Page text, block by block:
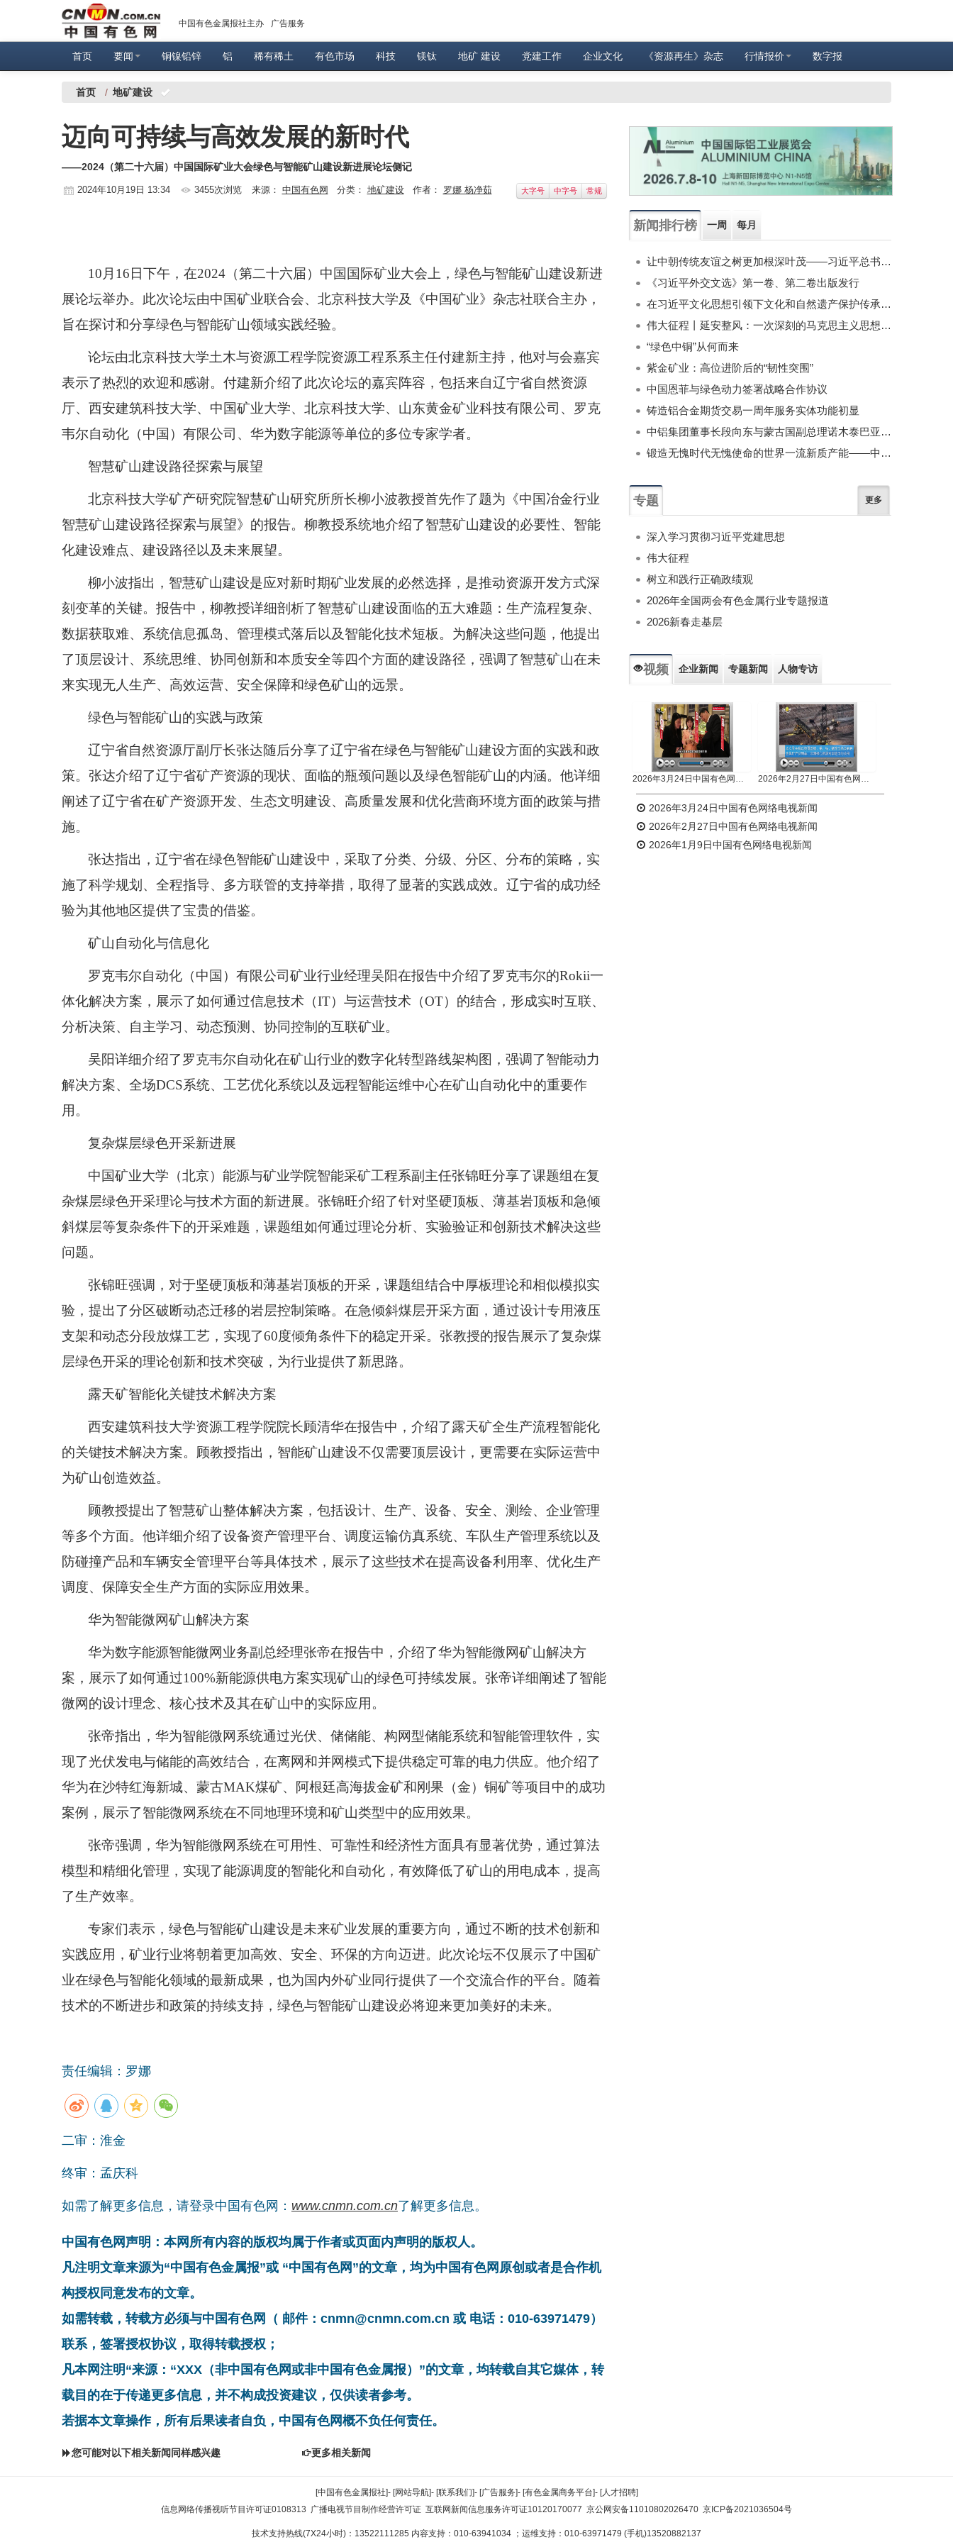
中国有色金属报社主办 广告服务
首页 要闻 铜镍铅锌 铝 稀有稀土 有色市场 科技 镁钛 地矿 建设 党建工作 企业文化 《资源再生》杂志 行情报价 数字报
首页 / 地矿建设
迈向可持续与高效发展的新时代
——2024（第二十六届）中国国际矿业大会绿色与智能矿山建设新进展论坛侧记
2024年10月19日 13:34 3455次浏览 来源： 中国有色网 分类： 地矿建设作者： 罗娜 杨净茹 大字号 中字号 常规
10 月 16日下午，在2024 （第二十六届）中国国际矿业大会上，绿色与智能矿山建设新进
展论坛举办。此次论坛由中国矿业联合会、北京科技大学及《中国矿业》杂志社联合主办，
旨在探讨和分享绿色与智能矿山领域实践经验。
论坛由北京科技大学土木与资源工程学院资源工程系系主任付建新主持，他对与会嘉宾
表示了热烈的欢迎和感谢。付建新介绍了此次论坛的嘉宾阵容，包括来自辽宁省自然资源
厅、西安建筑科技大学、中国矿业大学、北京科技大学、山东黄金矿业科技有限公司、罗克
韦尔自动化（中国）有限公司、华为数字能源等单位的多位专家学者。
智慧矿山建设路径探索与展望
北京科技大学矿产研究院智慧矿山研究所所长柳小波教授首先作了题为《中国冶金行业
智慧矿山建设路径探索与展望》的报告。柳教授系统地介绍了智慧矿山建设的必要性、智能
化建设难点、建设路径以及未来展望。
柳小波指出，智慧矿山建设是应对新时期矿业发展的必然选择，是推动资源开发方式深
刻变革的关键。报告中，柳教授详细剖析了智慧矿山建设面临的五大难题：生产流程复杂、
数据获取难、系统信息孤岛、管理模式落后以及智能化技术短板。为解决这些问题，他提出
了顶层设计、系统思维、协同创新和本质安全等四个方面的建设路径，强调了智慧矿山在未
来实现无人生产、高效运营、安全保障和绿色矿山的远景。
绿色与智能矿山的实践与政策
辽宁省自然资源厅副厅长张达随后分享了辽宁省在绿色与智能矿山建设方面的实践和政
策。张达介绍了辽宁省矿产资源的现状、面临的瓶颈问题以及绿色智能矿山的内涵。他详细
阐述了辽宁省在矿产资源开发、生态文明建设、高质量发展和优化营商环境方面的政策与措
施。
张达指出，辽宁省在绿色智能矿山建设中，采取了分类、分级、分区、分布的策略，实
施了科学规划、全程指导、多方联管的支持举措，取得了显著的实践成效。辽宁省的成功经
验为其他地区提供了宝贵的借鉴。
矿山自动化与信息化
罗克韦尔自动化（中国）有限公司矿业行业经理吴阳在报告中介绍了罗克韦尔的Rokii一
体化解决方案，展示了如何通过信息技术（IT）与运营技术（OT）的结合，形成实时互联、
分析决策、自主学习、动态预测、协同控制的互联矿业。
吴阳详细介绍了罗克韦尔自动化在矿山行业的数字化转型路线架构图，强调了智能动力
解决方案、全场DCS系统、工艺优化系统以及远程智能运维中心在矿山自动化中的重要作
用。
复杂煤层绿色开采新进展
中国矿业大学（北京）能源与矿业学院智能采矿工程系副主任张锦旺分享了课题组在复
杂煤层绿色开采理论与技术方面的新进展。张锦旺介绍了针对坚硬顶板、薄基岩顶板和急倾
斜煤层等复杂条件下的开采难题，课题组如何通过理论分析、实验验证和创新技术解决这些
问题。
张锦旺强调，对于坚硬顶板和薄基岩顶板的开采，课题组结合中厚板理论和相似模拟实
验，提出了分区破断动态迁移的岩层控制策略。在急倾斜煤层开采方面，通过设计专用液压
支架和动态分段放煤工艺，实现了60度倾角条件下的稳定开采。张教授的报告展示了复杂煤
层绿色开采的理论创新和技术突破，为行业提供了新思路。
露天矿智能化关键技术解决方案
西安建筑科技大学资源工程学院院长顾清华在报告中，介绍了露天矿全生产流程智能化
的关键技术解决方案。顾教授指出，智能矿山建设不仅需要顶层设计，更需要在实际运营中
为矿山创造效益。
顾教授提出了智慧矿山整体解决方案，包括设计、生产、设备、安全、测绘、企业管理
等多个方面。他详细介绍了设备资产管理平台、调度运输仿真系统、车队生产管理系统以及
防碰撞产品和车辆安全管理平台等具体技术，展示了这些技术在提高设备利用率、优化生产
调度、保障安全生产方面的实际应用效果。
华为智能微网矿山解决方案
华为数字能源智能微网业务副总经理张帝在报告中，介绍了华为智能微网矿山解决方
案，展示了如何通过100%新能源供电方案实现矿山的绿色可持续发展。张帝详细阐述了智能
微网的设计理念、核心技术及其在矿山中的实际应用。
张帝指出，华为智能微网系统通过光伏、储储能、构网型储能系统和智能管理软件，实
现了光伏发电与储能的高效结合，在离网和并网模式下提供稳定可靠的电力供应。他介绍了
华为在沙特红海新城、蒙古MAK煤矿、阿根廷高海拔金矿和刚果（金）铜矿等项目中的成功
案例，展示了智能微网系统在不同地理环境和矿山类型中的应用效果。
张帝强调，华为智能微网系统在可用性、可靠性和经济性方面具有显著优势，通过算法
模型和精细化管理，实现了能源调度的智能化和自动化，有效降低了矿山的用电成本，提高
了生产效率。
专家们表示，绿色与智能矿山建设是未来矿业发展的重要方向，通过不断的技术创新和
实践应用，矿业行业将朝着更加高效、安全、环保的方向迈进。此次论坛不仅展示了中国矿
业在绿色与智能化领域的最新成果，也为国内外矿业同行提供了一个交流合作的平台。随着
技术的不断进步和政策的持续支持，绿色与智能矿山建设必将迎来更加美好的未来。
责任编辑：罗娜
二审：淮金
终审：孟庆科
如需了解更多信息，请登录中国有色网： www.cnmn.com.cn了解更多信息。
中国有色网声明：本网所有内容的版权均属于作者或页面内声明的版权人。
凡注明文章来源为“中国有色金属报”或 “中国有色网”的文章，均为中国有色网原创或者是合作机
构授权同意发布的文章。
如需转载，转载方必须与中国有色网（ 邮件：cnmn@cnmn.com.cn 或 电话：010-63971479）
联系，签署授权协议，取得转载授权；
凡本网注明“来源：“XXX（非中国有色网或非中国有色金属报）”的文章，均转载自其它媒体，转
载目的在于传递更多信息，并不构成投资建议，仅供读者参考。
若据本文章操作，所有后果读者自负，中国有色网概不负任何责任。
您可能对以下相关新闻同样感兴趣 更多相关新闻
新闻排行榜 一周 每月
让中朝传统友谊之树更加根深叶茂——习近平总书记对朝鲜进行国事访问纪实
《习近平外交文选》第一卷、第二卷出版发行
在习近平文化思想引领下文化和自然遗产保护传承利用工作开创新局面
伟大征程丨延安整风：一次深刻的马克思主义思想教育运动
“绿色中铜”从何而来
紫金矿业：高位进阶后的“韧性突围”
中国恩菲与绿色动力签署战略合作协议
铸造铝合金期货交易一周年服务实体功能初显
中铝集团董事长段向东与蒙古国副总理诺木泰巴亚尔举行会谈
锻造无愧时代无愧使命的世界一流新质产能——中国有色金属工业的战略应对与破局之道（二）
专题 更多
深入学习贯彻习近平党建思想
伟大征程
树立和践行正确政绩观
2026年全国两会有色金属行业专题报道
2026新春走基层
视频 企业新闻 专题新闻 人物专访
2026年3月24日中国有色网络电视新闻 2026年2月27日中国有色网络电视新闻
2026年3月24日中国有色网络电视新闻
2026年2月27日中国有色网络电视新闻
2026年1月9日中国有色网络电视新闻
[中国有色金属报社]- [网站导航]- [联系我们]- [广告服务]- [有色金属商务平台]- [人才招聘]
信息网络传播视听节目许可证0108313 广播电视节目制作经营许可证 互联网新闻信息服务许可证10120170077 京公网安备11010802026470 京ICP备2021036504号
技术支持热线(7X24小时)：13522111285 内容支持：010-63941034 ；运维支持：010-63971479 (手机)13520882137